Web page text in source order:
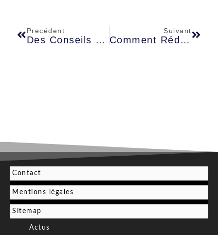
Precédent
Des Conseils Rapides Pour Économiser Sur Les Coûts Du Cloud
Suivant
Comment Réduire Les Rayonnements De Votre Téléphone Portable
Contact
Mentions légales
Sitemap
Actus